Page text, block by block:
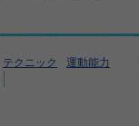
テクニック
運動能力